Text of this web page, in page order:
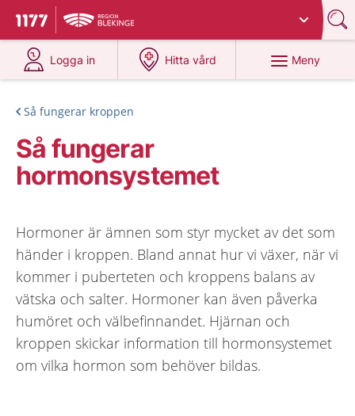
Till startsidan för 1177
Du har valt region
Logga in
på 1177.se
Hitta vård
på 1177.se
Meny
Så fungerar kroppen
Så fungerar
hormonsystemet
Hormoner är ämnen som styr mycket av det som
händer i kroppen. Bland annat hur vi växer, när vi
kommer i puberteten och kroppens balans av
vätska och salter. Hormoner kan även påverka
humöret och välbefinnandet. Hjärnan och
kroppen skickar information till hormonsystemet
om vilka hormon som behöver bildas.